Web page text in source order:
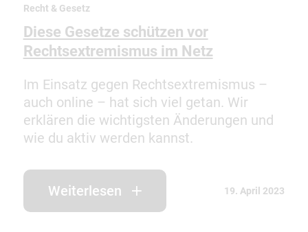
Recht & Gesetz
Diese Gesetze schützen vor
Rechtsextremismus im Netz
Im Einsatz gegen Rechtsextremismus –
auch online – hat sich viel getan. Wir
erklären die wichtigsten Änderungen und
wie du aktiv werden kannst.
Weiterlesen 19. April 2023